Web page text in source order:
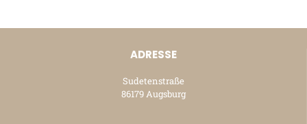
ADRESSE
Sudetenstraße
86179 Augsburg